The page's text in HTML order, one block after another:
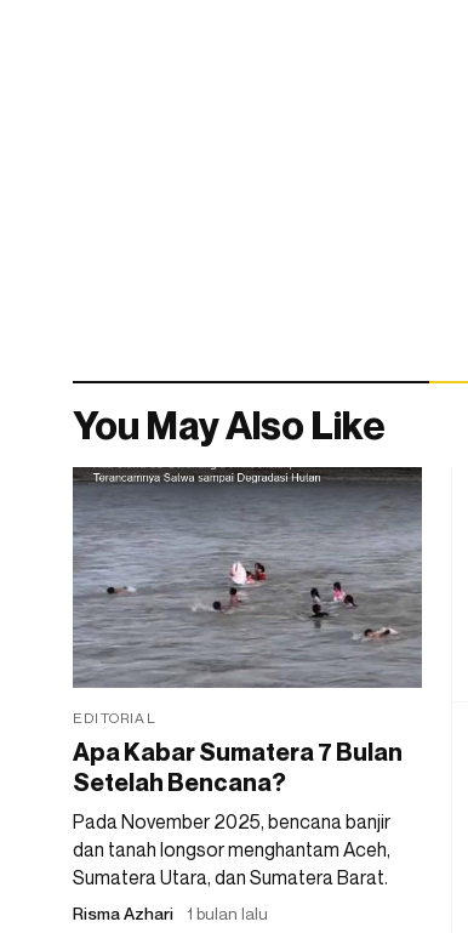
You May Also Like
EDITORIAL
Apa Kabar Sumatera 7 Bulan
Setelah Bencana?
Pada November 2025, bencana banjir
dan tanah longsor menghantam Aceh,
Sumatera Utara, dan Sumatera Barat.
Risma Azhari 1 bulan lalu